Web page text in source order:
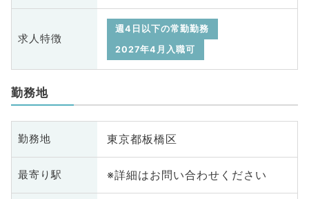
求人特徴
週4日以下の常勤勤務
2027年4月入職可
勤務地
勤務地 東京都板橋区
最寄り駅 ※詳細はお問い合わせください